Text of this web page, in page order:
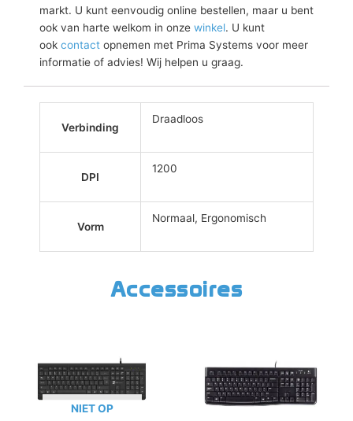
markt. U kunt eenvoudig online bestellen, maar u bent
ook van harte welkom in onze winkel. U kunt
ook contact opnemen met Prima Systems voor meer
informatie of advies! Wij helpen u graag.
Verbinding
Draadloos
DPI
1200
Vorm
Normaal, Ergonomisch
Accessoires
NIET OP